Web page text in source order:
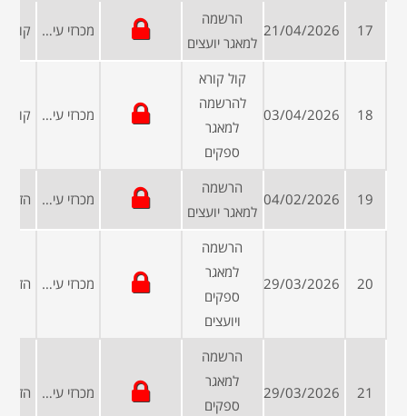
17
21/04/2026
הרשמה
למאגר יועצים
מכרזי עיריות ומועצות
18
03/04/2026
קול קורא
להרשמה
למאגר
ספקים
מכרזי עיריות ומועצות
19
04/02/2026
הרשמה
למאגר יועצים
מכרזי עיריות ומועצות
20
29/03/2026
הרשמה
למאגר
ספקים
ויועצים
מכרזי עיריות ומועצות
21
29/03/2026
הרשמה
למאגר
ספקים
מכרזי עיריות ומועצות